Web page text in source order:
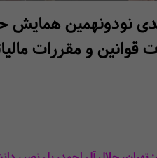
نودونهمین
قوانین و مقررات